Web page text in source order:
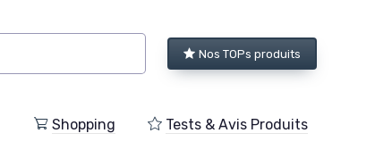
Nos TOPs produits
Shopping Tests & Avis Produits